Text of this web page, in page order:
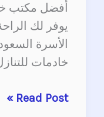
أفضل مكتب
يوفر لك
الأسرة
خادمات
Read Post »